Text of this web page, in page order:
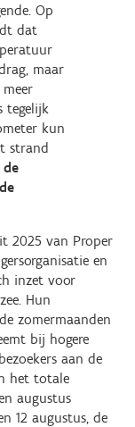
Op
dat
maar
tegelijk
kun
strand
de
2025 van Proper
en
inzet voor
Hun
zomermaanden
bij hogere
aan de
het totale
augustus
12 augustus, de